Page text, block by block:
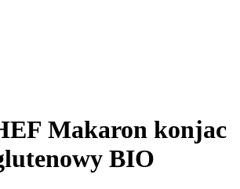
Makaron konjac
BIO